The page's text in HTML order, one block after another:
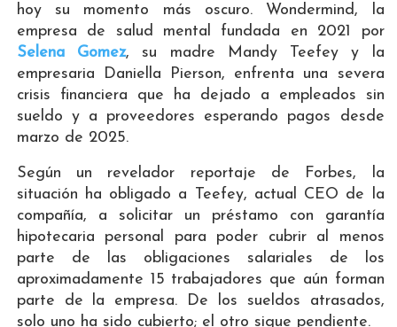
hoy su momento más oscuro. Wondermind, la
empresa de salud mental fundada en 2021 por
Selena Gomez, su madre Mandy Teefey y la
empresaria Daniella Pierson, enfrenta una severa
crisis financiera que ha dejado a empleados sin
sueldo y a proveedores esperando pagos desde
marzo de 2025.
Según un revelador reportaje de Forbes, la
situación ha obligado a Teefey, actual CEO de la
compañía, a solicitar un préstamo con garantía
hipotecaria personal para poder cubrir al menos
parte de las obligaciones salariales de los
aproximadamente 15 trabajadores que aún forman
parte de la empresa. De los sueldos atrasados,
solo uno ha sido cubierto; el otro sigue pendiente.